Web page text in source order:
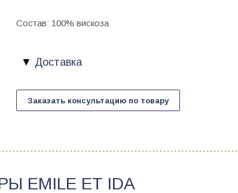
Состав: 100% вискоза
Доставка
Заказать консультацию по товару
EMILE ET IDA